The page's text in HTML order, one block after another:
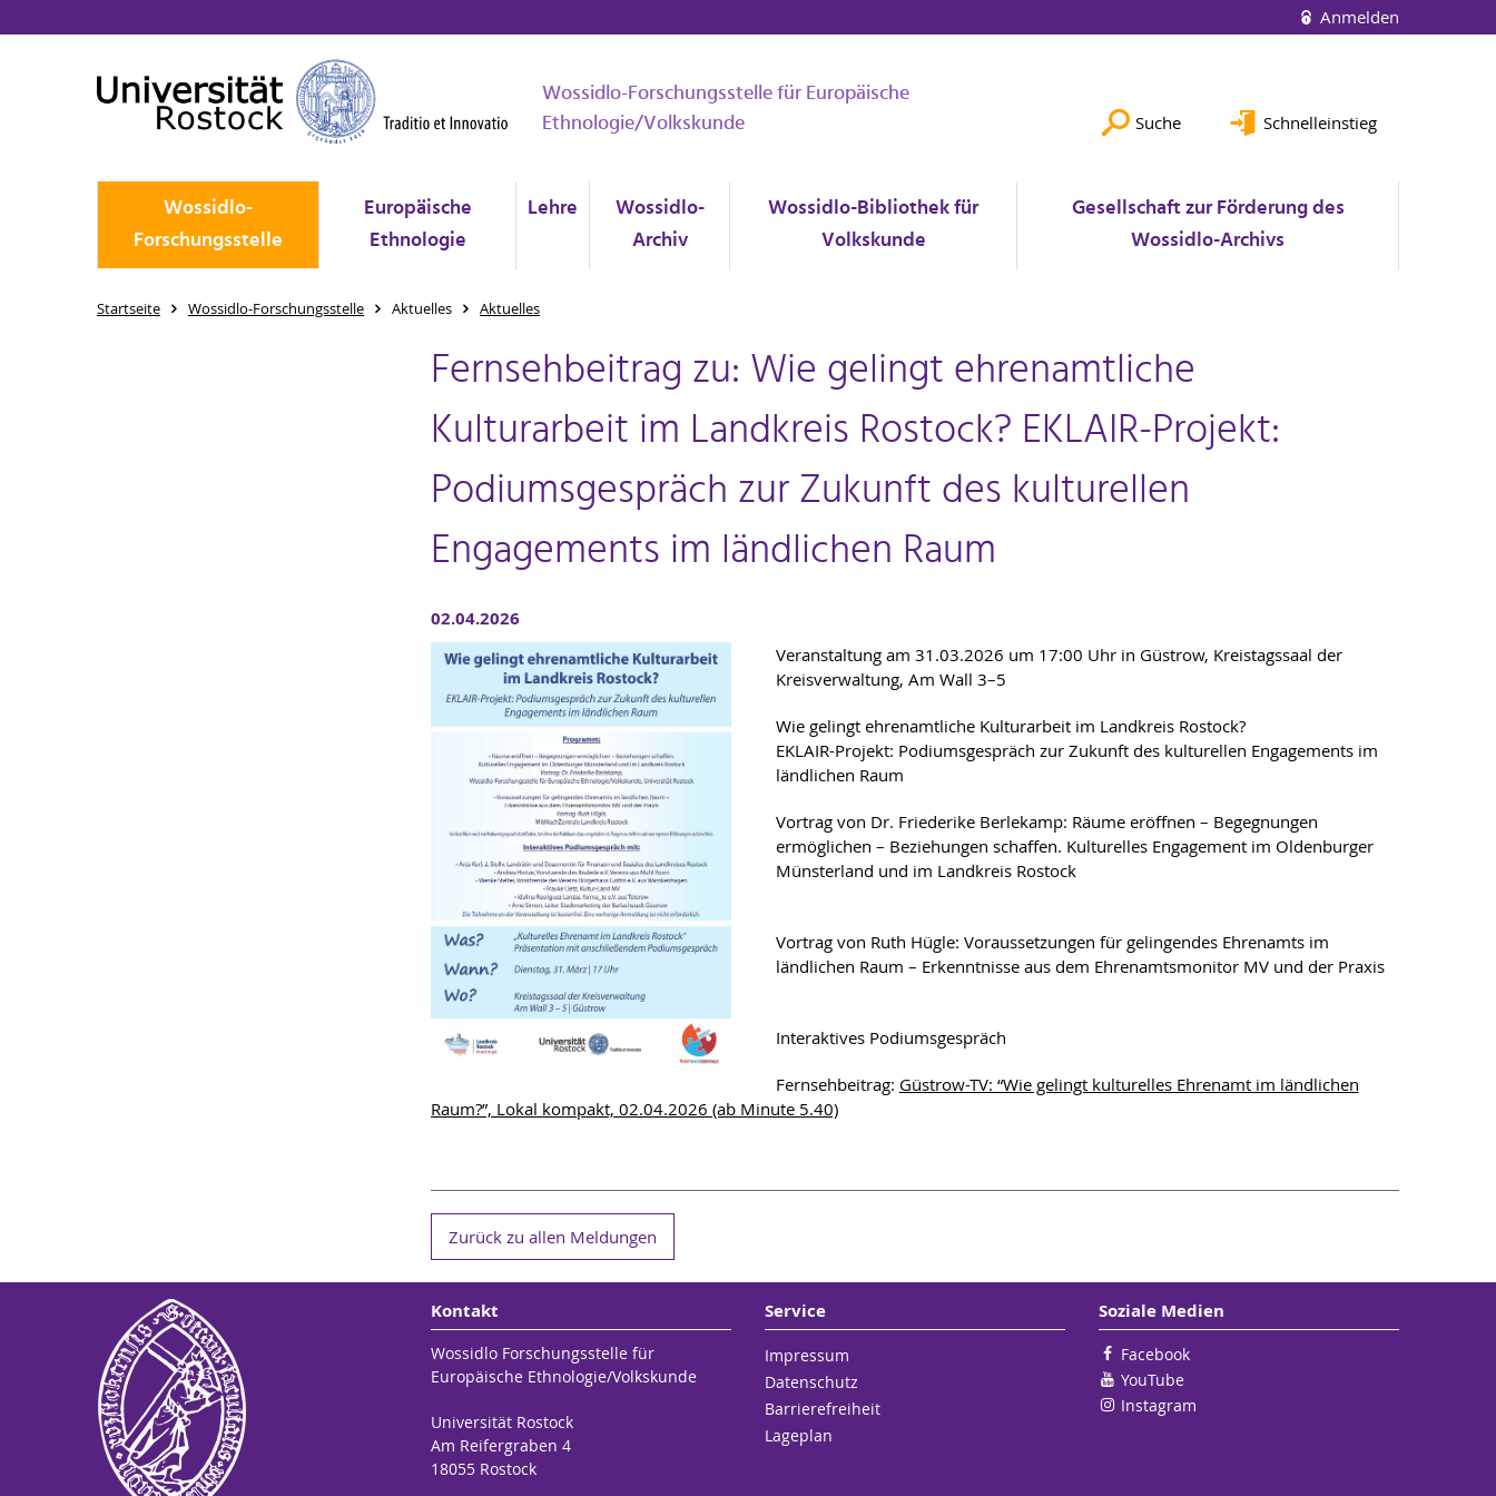
Anmelden
Wossidlo-Forschungsstelle für Europäische
Ethnologie/Volkskunde
Suche Schnelleinstieg
Wossidlo-
Forschungsstelle
Europäische
Ethnologie
Lehre
Wossidlo-
Archiv
Wossidlo-Bibliothek für
Volkskunde
Gesellschaft zur Förderung des
Wossidlo-Archivs
Startseite Wossidlo-Forschungsstelle Aktuelles Aktuelles
Fernsehbeitrag zu: Wie gelingt ehrenamtliche
Kulturarbeit im Landkreis Rostock? EKLAIR-Projekt:
Podiumsgespräch zur Zukunft des kulturellen
Engagements im ländlichen Raum
02.04.2026
Veranstaltung am 31.03.2026 um 17:00 Uhr in Güstrow, Kreistagssaal der
Kreisverwaltung, Am Wall 3–5
Wie gelingt ehrenamtliche Kulturarbeit im Landkreis Rostock?
EKLAIR-Projekt: Podiumsgespräch zur Zukunft des kulturellen Engagements im
ländlichen Raum
Vortrag von Dr. Friederike Berlekamp: Räume eröffnen – Begegnungen
ermöglichen – Beziehungen schaffen. Kulturelles Engagement im Oldenburger
Münsterland und im Landkreis Rostock
Vortrag von Ruth Hügle: Voraussetzungen für gelingendes Ehrenamts im
ländlichen Raum – Erkenntnisse aus dem Ehrenamtsmonitor MV und der Praxis
Interaktives Podiumsgespräch
Fernsehbeitrag: Güstrow-TV: “Wie gelingt kulturelles Ehrenamt im ländlichen
Raum?”, Lokal kompakt, 02.04.2026 (ab Minute 5.40)
Zurück zu allen Meldungen
Kontakt
Wossidlo Forschungsstelle für
Europäische Ethnologie/Volkskunde
Universität Rostock
Am Reifergraben 4
18055 Rostock
Service
Impressum
Datenschutz
Barrierefreiheit
Lageplan
Soziale Medien
Facebook
YouTube
Instagram